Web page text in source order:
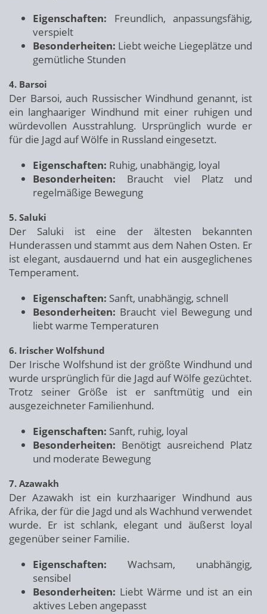
Eigenschaften: Freundlich, anpassungsfähig,
verspielt
Besonderheiten: Liebt weiche Liegeplätze und
gemütliche Stunden
4. Barsoi
Der Barsoi, auch Russischer Windhund genannt, ist
ein langhaariger Windhund mit einer ruhigen und
würdevollen Ausstrahlung. Ursprünglich wurde er
für die Jagd auf Wölfe in Russland eingesetzt.
Eigenschaften: Ruhig, unabhängig, loyal
Besonderheiten: Braucht viel Platz und
regelmäßige Bewegung
5. Saluki
Der Saluki ist eine der ältesten bekannten
Hunderassen und stammt aus dem Nahen Osten. Er
ist elegant, ausdauernd und hat ein ausgeglichenes
Temperament.
Eigenschaften: Sanft, unabhängig, schnell
Besonderheiten: Braucht viel Bewegung und
liebt warme Temperaturen
6. Irischer Wolfshund
Der Irische Wolfshund ist der größte Windhund und
wurde ursprünglich für die Jagd auf Wölfe gezüchtet.
Trotz seiner Größe ist er sanftmütig und ein
ausgezeichneter Familienhund.
Eigenschaften: Sanft, ruhig, loyal
Besonderheiten: Benötigt ausreichend Platz
und moderate Bewegung
7. Azawakh
Der Azawakh ist ein kurzhaariger Windhund aus
Afrika, der für die Jagd und als Wachhund verwendet
wurde. Er ist schlank, elegant und äußerst loyal
gegenüber seiner Familie.
Eigenschaften: Wachsam, unabhängig,
sensibel
Besonderheiten: Liebt Wärme und ist an ein
aktives Leben angepasst